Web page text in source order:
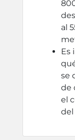
al
Es
se
de
el